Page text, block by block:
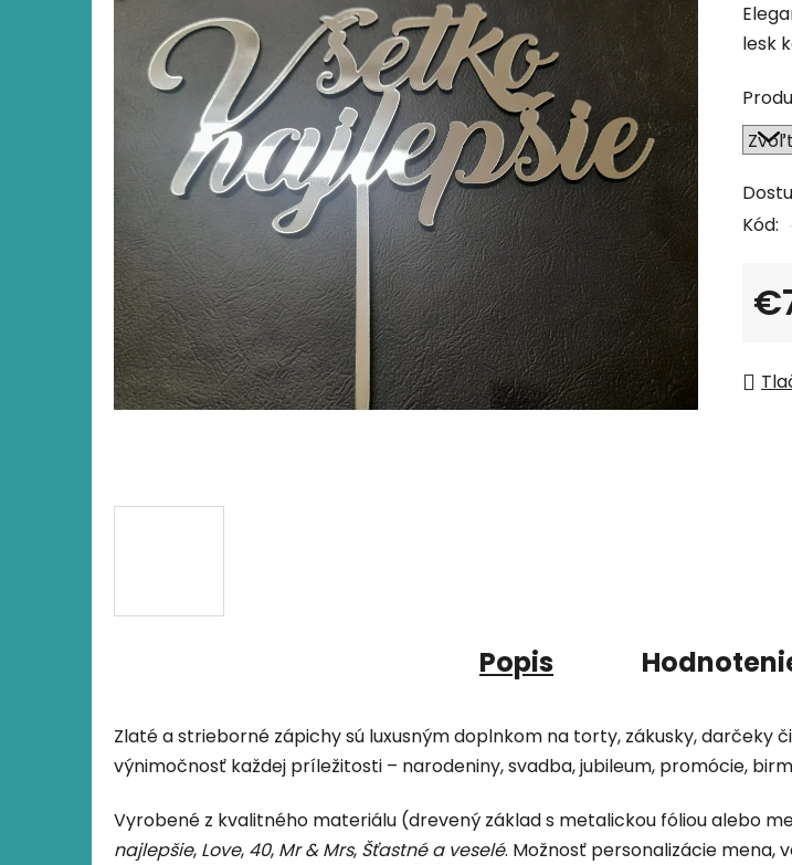
je
z
5
lesk
Kód:
Popis
Zlaté a strieborné zápichy sú luxusným doplnkom na torty, zákusky, darčeky
výnimočnosť každej príležitosti – narodeniny, svadba, jubileum, promócie,
Vyrobené z kvalitného materiálu (drevený základ s metalickou fóliou alebo
najlepšie, Love, 40, Mr & Mrs, Šťastné a veselé. Možnosť personalizácie mena,